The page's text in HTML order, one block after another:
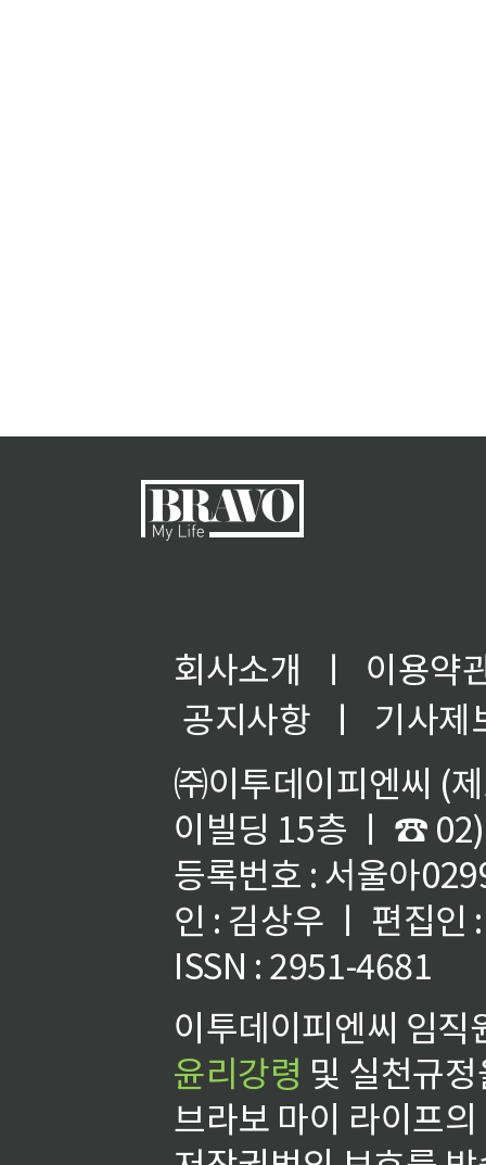
회사소개 ㅣ
이용약
공지사항
ㅣ
기사제
㈜이투데이피엔씨 (
이빌딩 15층 ㅣ ☎
등록번호 : 서울아
인 : 김상우 ㅣ 편집인
ISSN : 2951-4681
이투데이피엔씨 임
윤리강령 및 실천규
브라보 마이 라이프